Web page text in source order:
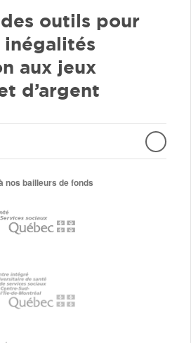
outils pour
aux jeux
d’argent
nos bailleurs de fonds